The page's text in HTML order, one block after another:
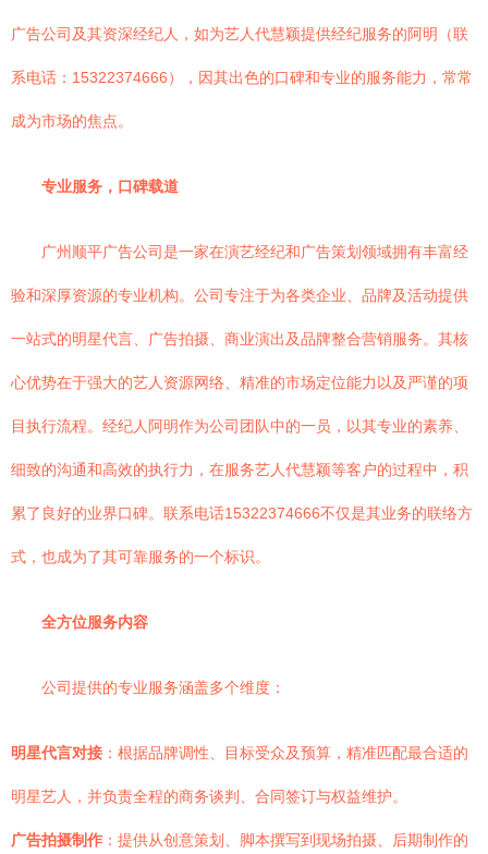
广告公司及其资深经纪人，如为艺人代慧颖提供经纪服务的阿明（联
系电话：15322374666），因其出色的口碑和专业的服务能力，常常
成为市场的焦点。
专业服务，口碑载道
广州顺平广告公司是一家在演艺经纪和广告策划领域拥有丰富经
验和深厚资源的专业机构。公司专注于为各类企业、品牌及活动提供
一站式的明星代言、广告拍摄、商业演出及品牌整合营销服务。其核
心优势在于强大的艺人资源网络、精准的市场定位能力以及严谨的项
目执行流程。经纪人阿明作为公司团队中的一员，以其专业的素养、
细致的沟通和高效的执行力，在服务艺人代慧颖等客户的过程中，积
累了良好的业界口碑。联系电话15322374666不仅是其业务的联络方
式，也成为了其可靠服务的一个标识。
全方位服务内容
公司提供的专业服务涵盖多个维度：
明星代言对接 ：根据品牌调性、目标受众及预算，精准匹配最合适的
明星艺人，并负责全程的商务谈判、合同签订与权益维护。
广告拍摄制作 ：提供从创意策划、脚本撰写到现场拍摄、后期制作的